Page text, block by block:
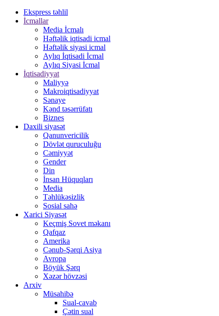
Ekspress təhlil
İcmallar
Media İcmalı
Həftəlik iqtisadi icmal
Həftəlik siyasi icmal
Aylıq İqtisadi İcmal
Aylıq Siyasi İcmal
İqtisadiyyat
Maliyyə
Makroiqtisadiyyat
Sənaye
Kənd təsərrüfatı
Biznes
Daxili siyasət
Qanunvericilik
Dövlət quruculuğu
Cəmiyyət
Gender
Din
İnsan Hüquqları
Media
Təhlükəsizlik
Sosial sahə
Xarici Siyasət
Keçmiş Sovet məkanı
Qafqaz
Amerika
Cənub-Şərqi Asiya
Avropa
Böyük Şərq
Xəzər hövzəsi
Arxiv
Müsahibə
Sual-cavab
Çətin sual